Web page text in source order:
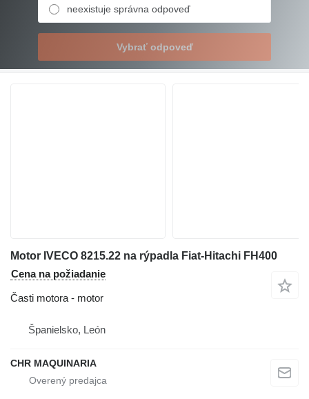
neexistuje správna odpoveď
Vybrať odpoveď
Motor IVECO 8215.22 na rýpadla Fiat-Hitachi FH400
Cena na požiadanie
Časti motora - motor
Španielsko, León
CHR MAQUINARIA